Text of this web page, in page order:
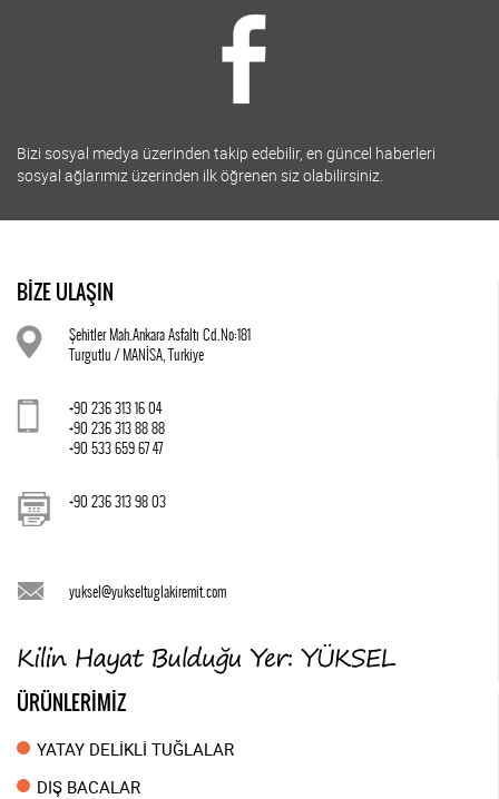
Bizi sosyal medya üzerinden takip edebilir, en güncel haberleri
sosyal ağlarımız üzerinden ilk öğrenen siz olabilirsiniz.
BİZE ULAŞIN
Şehitler Mah.Ankara Asfaltı Cd.No:181
Turgutlu / MANİSA, Turkiye
+90 236 313 16 04
+90 236 313 88 88
+90 533 659 67 47
+90 236 313 98 03
yuksel@yukseltuglakiremit.com
ÜRÜNLERİMİZ
YATAY DELİKLİ TUĞLALAR
DIŞ BACALAR